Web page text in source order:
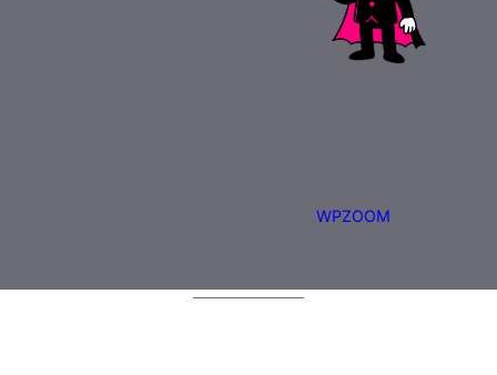
WPZOOM